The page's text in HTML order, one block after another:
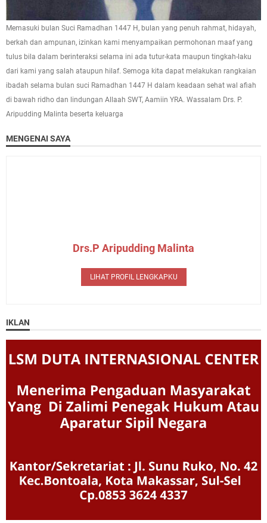
Memasuki bulan Suci Ramadhan 1447 H, bulan yang penuh rahmat, hidayah,
berkah dan ampunan, izinkan kami menyampaikan permohonan maaf yang
tulus bila dalam berinteraksi selama ini ada tutur-kata maupun tingkah-laku
dari kami yang salah ataupun hilaf. Semoga kita dapat melakukan rangkaian
ibadah selama bulan suci Ramadhan 1447 H dalam keadaan sehat wal afiah
di bawah ridho dan lindungan Allaah SWT, Aamiin YRA. Wassalam Drs. P.
Aripudding Malinta beserta keluarga
MENGENAI SAYA
Drs.P Aripudding Malinta
LIHAT PROFIL LENGKAPKU
IKLAN